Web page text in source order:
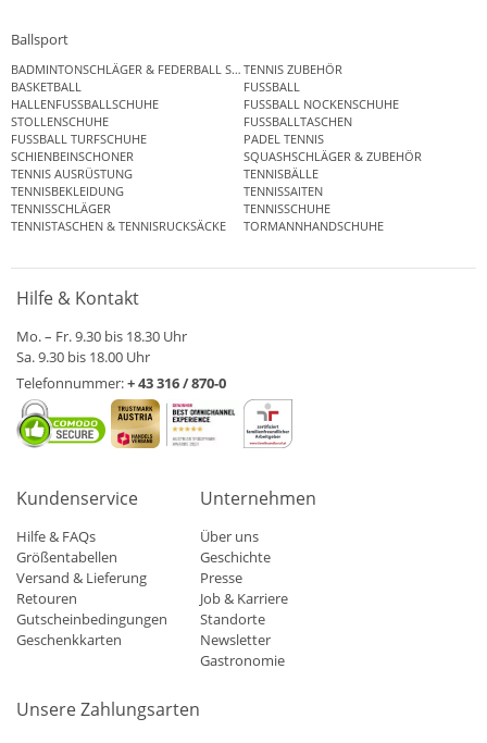
Ballsport
BADMINTONSCHLÄGER & FEDERBALL SETSTENNIS ZUBEHÖR
BASKETBALL
FUSSBALL
HALLENFUSSBALLSCHUHE
FUSSBALL NOCKENSCHUHE
STOLLENSCHUHE
FUSSBALLTASCHEN
FUSSBALL TURFSCHUHE
PADEL TENNIS
SCHIENBEINSCHONER
SQUASHSCHLÄGER & ZUBEHÖR
TENNIS AUSRÜSTUNG
TENNISBÄLLE
TENNISBEKLEIDUNG
TENNISSAITEN
TENNISSCHLÄGER
TENNISSCHUHE
TENNISTASCHEN & TENNISRUCKSÄCKE
TORMANNHANDSCHUHE
Hilfe & Kontakt
Mo. – Fr. 9.30 bis 18.30 Uhr
Sa. 9.30 bis 18.00 Uhr
Telefonnummer:+ 43 316 / 870-0
Kundenservice
Hilfe & FAQs
Größentabellen
Versand & Lieferung
Retouren
Gutscheinbedingungen
Geschenkkarten
Unternehmen
Über uns
Geschichte
Presse
Job & Karriere
Standorte
Newsletter
Gastronomie
Unsere Zahlungsarten